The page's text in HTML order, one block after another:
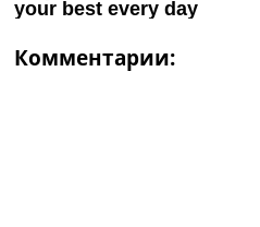
Комментарии: